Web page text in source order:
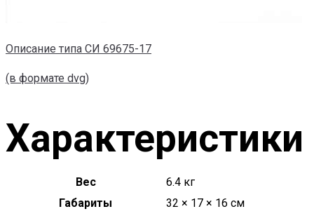
Описание типа СИ 69675-17
(в формате dvg)
Характеристики
Вес
6.4 кг
Габариты
32 × 17 × 16 см